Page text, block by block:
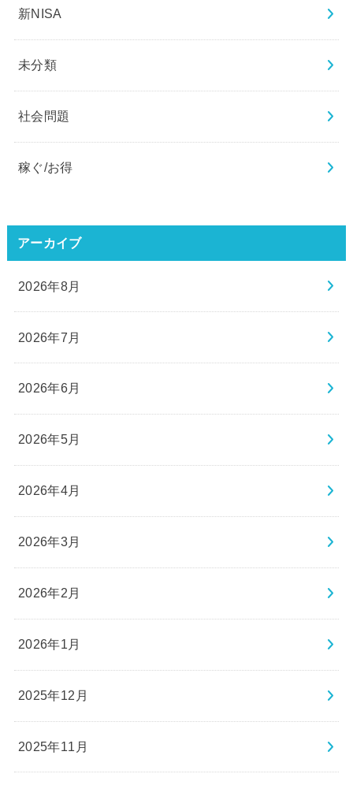
新NISA
未分類
社会問題
稼ぐ/お得
アーカイブ
2026年8月
2026年7月
2026年6月
2026年5月
2026年4月
2026年3月
2026年2月
2026年1月
2025年12月
2025年11月